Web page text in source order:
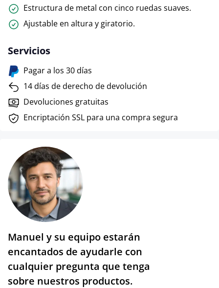
Estructura de metal con cinco ruedas suaves.
Ajustable en altura y giratorio.
Servicios
Pagar a los 30 días
14 días de derecho de devolución
Devoluciones gratuitas
Encriptación SSL para una compra segura
Manuel y su equipo estarán
encantados de ayudarle con
cualquier pregunta que tenga
sobre nuestros productos.